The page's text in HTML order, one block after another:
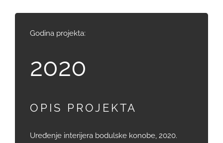
Godina projekta:
2020
OPIS PROJEKTA
Uređenje interijera bodulske konobe, 2020.